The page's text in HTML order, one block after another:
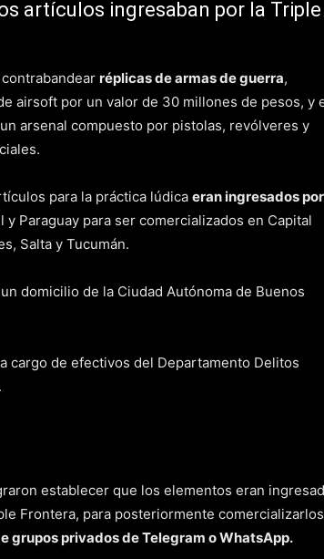
artículos ingresaban por la Triple
réplicas de armas de guerra,
airsoft por un valor de 30 millones de pesos, y
arsenal compuesto por pistolas, revólveres y
para la práctica lúdica eran ingresados
y Paraguay para ser comercializados en Capital
Salta y Tucumán.
domicilio de la Ciudad Autónoma de Buenos
cargo de efectivos del Departamento Delitos
establecer que los elementos eran
Frontera, para posteriormente comercializarlos
grupos privados de Telegram o WhatsApp.